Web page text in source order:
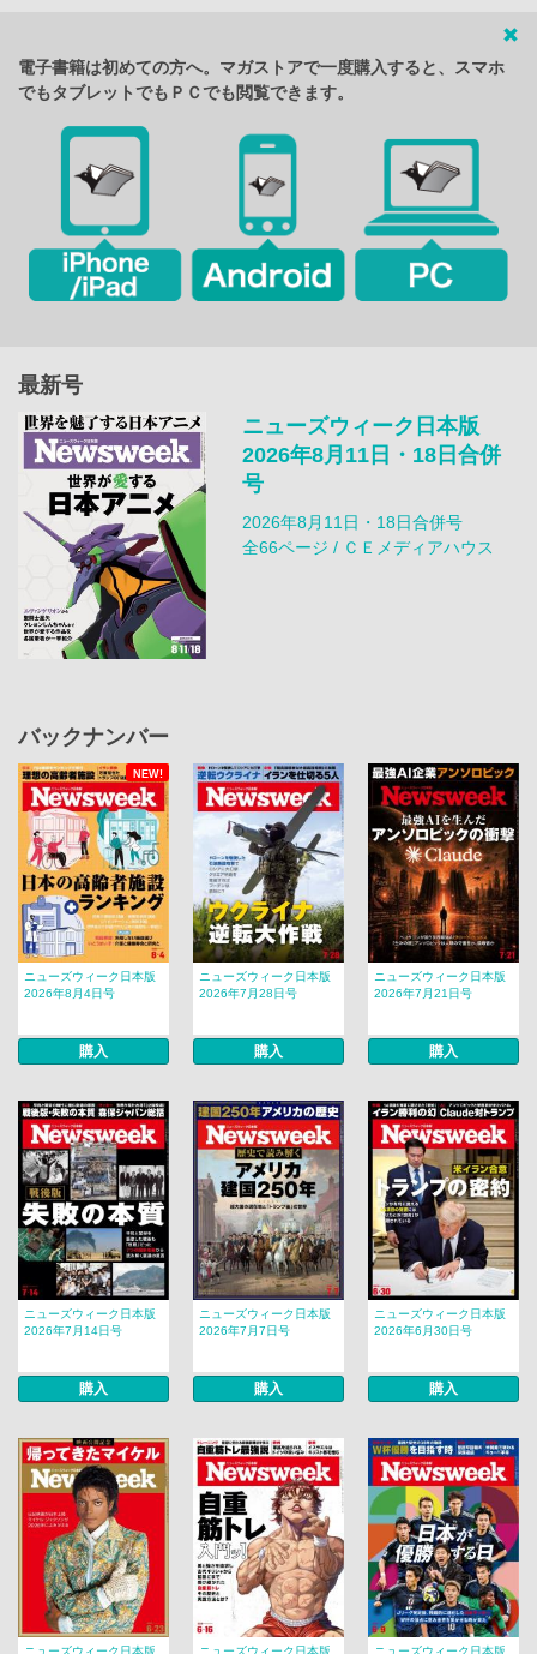
電子書籍は初めての方へ。マガストアで一度購入すると、スマホ
でもタブレットでもＰＣでも閲覧できます。
最新号
ニューズウィーク日本版
2026年8月11日・18日合併
号
2026年8月11日・18日合併号
全66ページ / ＣＥメディアハウス
バックナンバー
NEW!
ニューズウィーク日本版
2026年8月4日号
購入
ニューズウィーク日本版
2026年7月28日号
購入
ニューズウィーク日本版
2026年7月21日号
購入
ニューズウィーク日本版
2026年7月14日号
購入
ニューズウィーク日本版
2026年7月7日号
購入
ニューズウィーク日本版
2026年6月30日号
購入
ニューズウィーク日本版
ニューズウィーク日本版
ニューズウィーク日本版